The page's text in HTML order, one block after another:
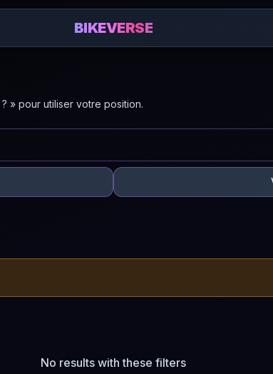
BIKEVERSE
» pour utiliser votre position.
No results with these filters